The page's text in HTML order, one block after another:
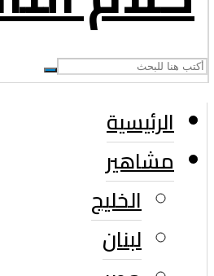
الرئيسية
مشاهير
الخليج
لبنان